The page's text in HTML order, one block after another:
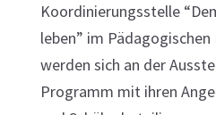
Koordinierungsstelle
leben” im
werden sich an der
Programm mit ihren